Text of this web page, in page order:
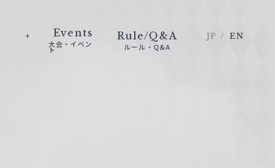
Events
大会・イベン
ト
Rule/Q&A
ルール・Q&A
JP EN